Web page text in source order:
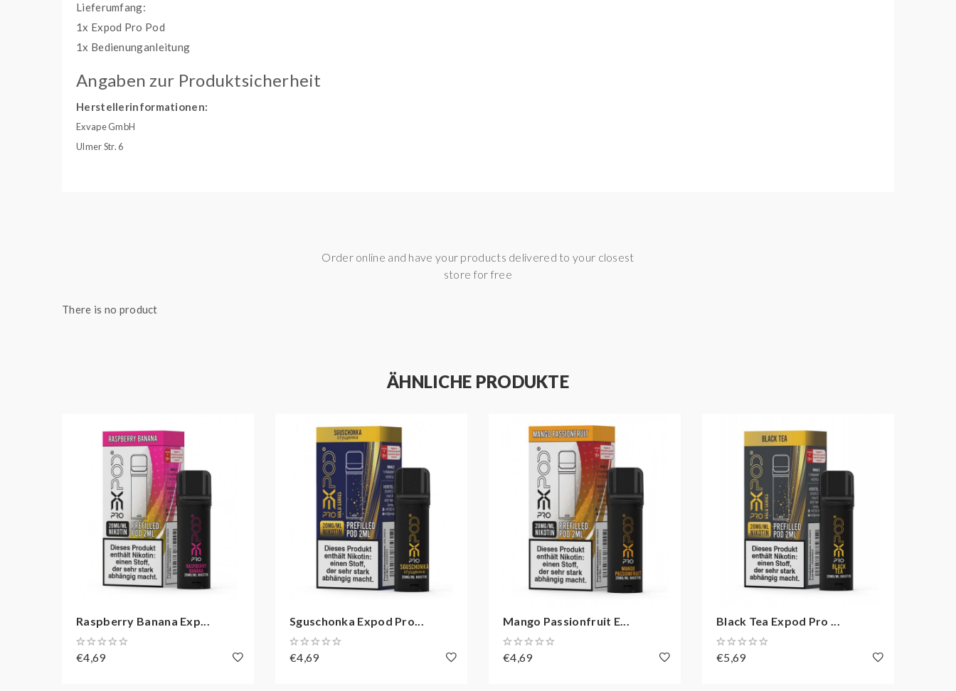
Lieferumfang:
1x Expod Pro Pod
1x Bedienunganleitung
Angaben zur Produktsicherheit
Herstellerinformationen:
Exvape GmbH
Ulmer Str. 6
Order online and have your products delivered to your closest
store for free
There is no product
ÄHNLICHE PRODUKTE
Raspberry Banana Exp...
€4,69
Sguschonka Expod Pro...
€4,69
Mango Passionfruit E...
€4,69
Black Tea Expod Pro ...
€5,69